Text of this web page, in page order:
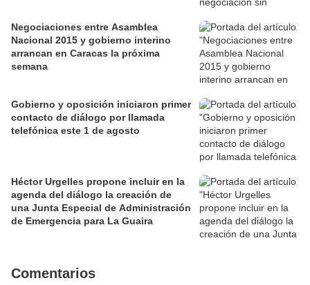
Negociaciones entre Asamblea
Nacional 2015 y gobierno interino
arrancan en Caracas la próxima
semana
Gobierno y oposición iniciaron primer
contacto de diálogo por llamada
telefónica este 1 de agosto
Héctor Urgelles propone incluir en la
agenda del diálogo la creación de
una Junta Especial de Administración
de Emergencia para La Guaira
Comentarios